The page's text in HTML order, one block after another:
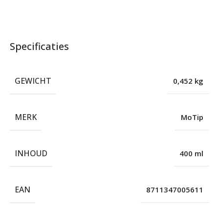
Specificaties
GEWICHT 0,452 kg
MERK MoTip
INHOUD 400 ml
EAN 8711347005611